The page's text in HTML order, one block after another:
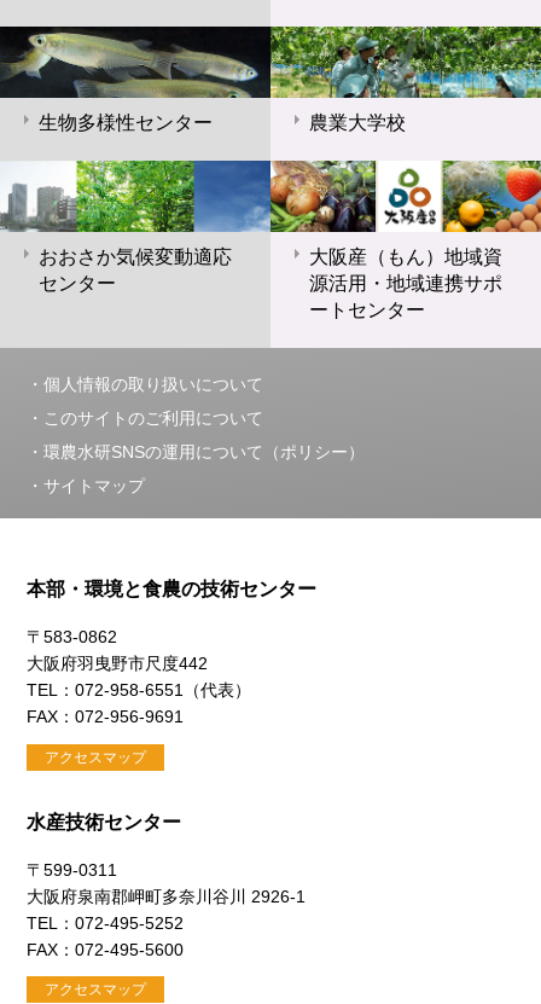
生物多様性センター 農業大学校
おおさか気候変動適応
センター
大阪産（もん）地域資
源活用・地域連携サポ
ートセンター
個人情報の取り扱いについて
このサイトのご利用について
環農水研SNSの運用について（ポリシー）
サイトマップ
本部・環境と食農の技術センター
〒583-0862
大阪府羽曳野市尺度442
TEL：072-958-6551（代表）
FAX：072-956-9691
アクセスマップ
水産技術センター
〒599-0311
大阪府泉南郡岬町多奈川谷川 2926-1
TEL：072-495-5252
FAX：072-495-5600
アクセスマップ